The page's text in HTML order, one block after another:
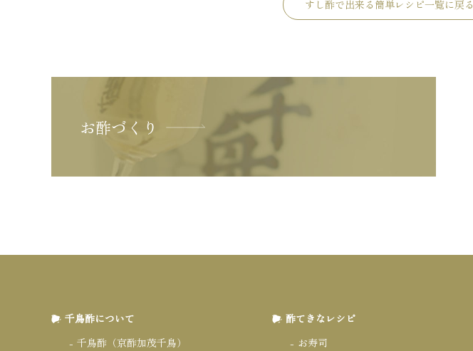
すし酢で出来る簡単レシピ一覧に戻る
お酢づくり
千鳥酢について
千鳥酢（京酢加茂千鳥）
酢てきなレシピ
お寿司